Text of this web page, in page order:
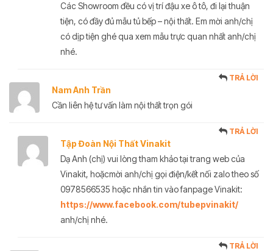
Các Showroom đều có vị trí đậu xe ô tô, đi lại thuận
tiện, có đầy đủ mẫu tủ bếp – nội thất. Em mời anh/chị
có dịp tiện ghé qua xem mẫu trực quan nhất anh/chị
nhé.
Nam Anh Trần
TRẢ LỜI
Cần liên hệ tư vấn làm nội thất trọn gói
Tập Đoàn Nội Thất Vinakit
TRẢ LỜI
Dạ Anh (chị) vui lòng tham khảo tại trang web của
Vinakit, hoặcmời anh/chị gọi điện/kết nối zalo theo số
0978566535 hoặc nhắn tin vào fanpage Vinakit:
https://www.facebook.com/tubepvinakit/
anh/chị nhé.
TRẢ LỜI